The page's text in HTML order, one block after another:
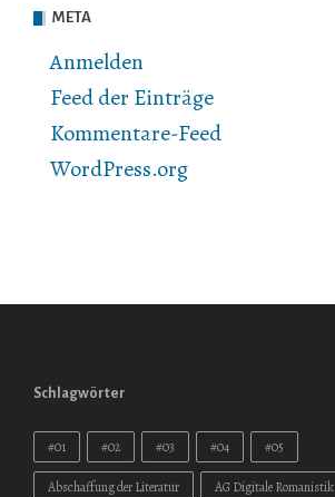
META
Anmelden
Feed der Einträge
Kommentare-Feed
WordPress.org
Schlagwörter
#01 #02 #03 #04 #05
Abschaffung der Literatur AG Digitale Romanistik